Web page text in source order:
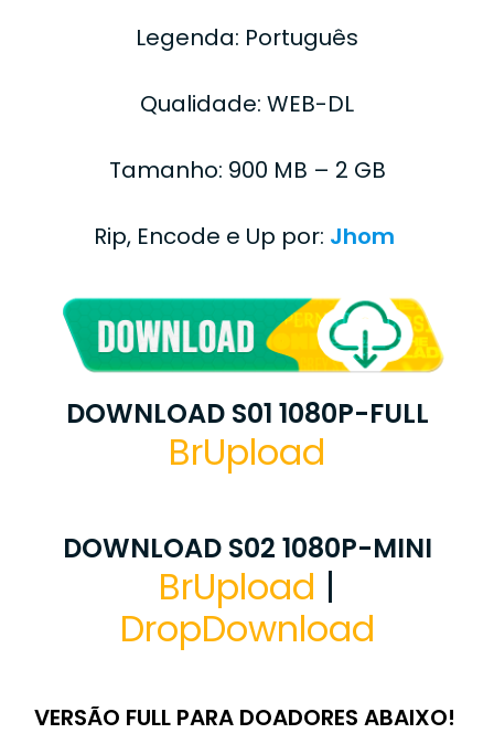
Legenda: Português
Qualidade: WEB-DL
Tamanho: 900 MB – 2 GB
Rip, Encode e Up por: Jhom
DOWNLOAD S01 1080P-FULL
BrUpload
DOWNLOAD S02 1080P-MINI
BrUpload |
DropDownload
VERSÃO FULL PARA DOADORES ABAIXO!